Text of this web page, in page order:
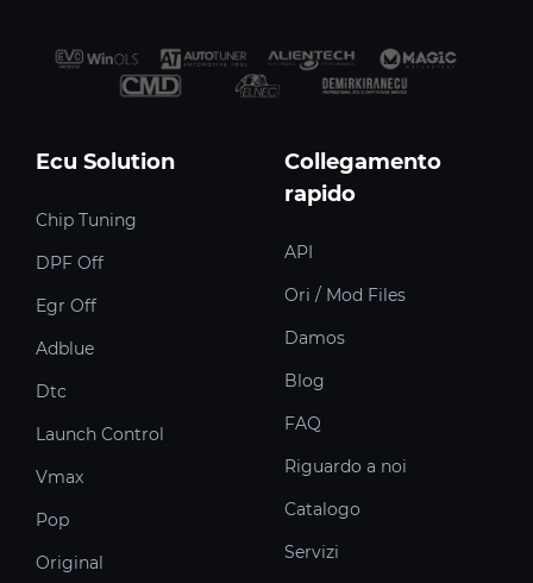
Ecu Solution
Chip Tuning
DPF Off
Egr Off
Adblue
Dtc
Launch Control
Vmax
Pop
Original
Collegamento
rapido
API
Ori / Mod Files
Damos
Blog
FAQ
Riguardo a noi
Catalogo
Servizi